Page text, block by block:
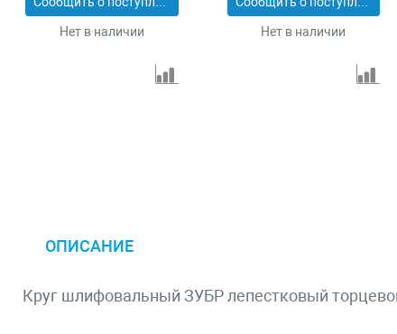
Нет в наличии Нет в наличии
ОПИСАНИЕ
Круг шлифовальный ЗУБР лепестковый